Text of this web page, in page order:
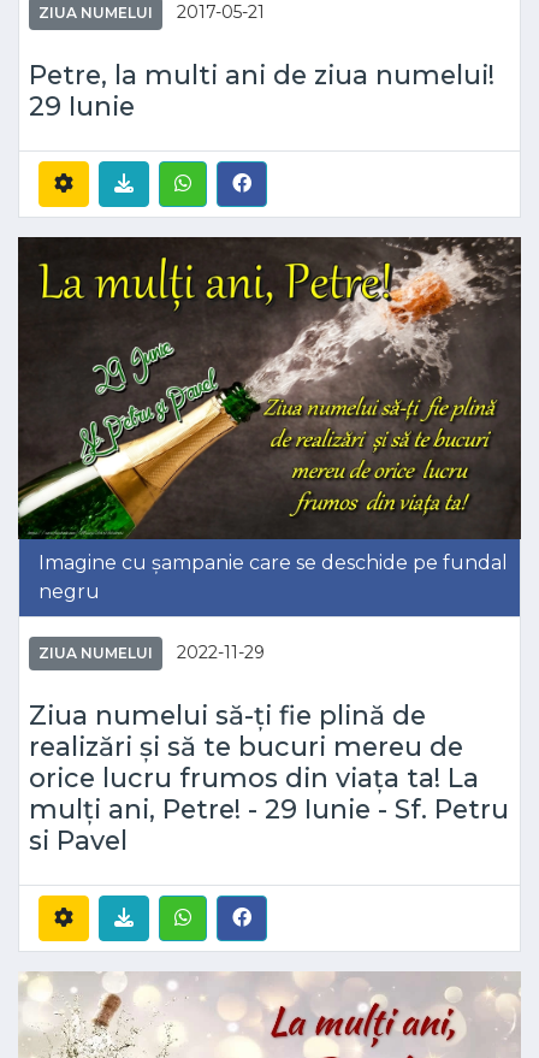
ZIUA NUMELUI 2017-05-21
Petre, la multi ani de ziua numelui!
29 Iunie
Imagine cu șampanie care se deschide pe fundal
negru
ZIUA NUMELUI 2022-11-29
Ziua numelui să-ți fie plină de
realizări și să te bucuri mereu de
orice lucru frumos din viața ta! La
mulți ani, Petre! - 29 Iunie - Sf. Petru
si Pavel